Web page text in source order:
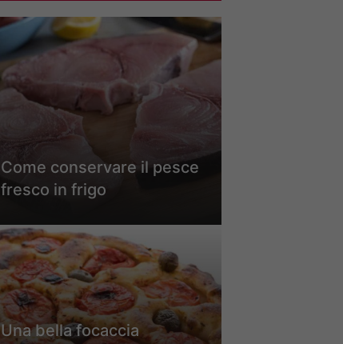
Come conservare il pesce
fresco in frigo
Una bella focaccia